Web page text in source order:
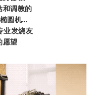
和调教的
圆机…
业发烧友
愿望